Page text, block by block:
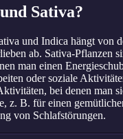
Sativa?
und Indica hängt von
ab. Sativa-Pflanzen
man einen
oder soziale
bei denen man
z. B. für einen
von Schlafstörungen.